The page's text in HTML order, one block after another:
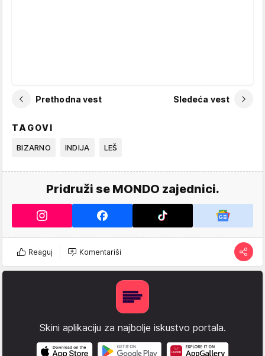
Prethodna vest Sledeća vest
TAGOVI
BIZARNO INDIJA LEŠ
Pridruži se MONDO zajednici.
Reaguj Komentariši
Skini aplikaciju za najbolje iskustvo portala.